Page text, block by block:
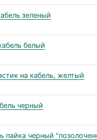
зеленый
белый
на кабель, желтый
черный
пайка черный